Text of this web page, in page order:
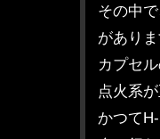
その中
がありま
カプセ
点火系
かつて